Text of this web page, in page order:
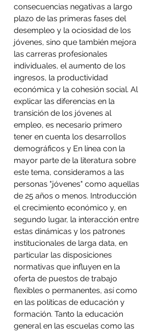
consecuencias negativas a largo
plazo de las primeras fases del
desempleo y la ociosidad de los
jóvenes, sino que también mejora
las carreras profesionales
individuales, el aumento de los
ingresos, la productividad
económica y la cohesión social. Al
explicar las diferencias en la
transición de los jóvenes al
empleo, es necesario primero
tener en cuenta los desarrollos
demográficos y En línea con la
mayor parte de la literatura sobre
este tema, consideramos a las
personas "jóvenes" como aquellas
de 25 años o menos. Introducción
el crecimiento económico y, en
segundo lugar, la interacción entre
estas dinámicas y los patrones
institucionales de larga data, en
particular las disposiciones
normativas que influyen en la
oferta de puestos de trabajo
flexibles o permanentes, así como
en las políticas de educación y
formación. Tanto la educación
general en las escuelas como las